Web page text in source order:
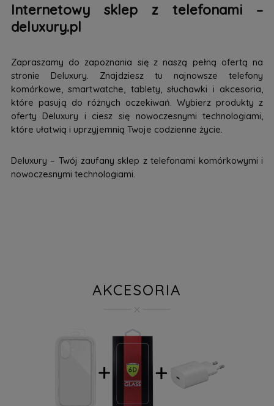
Internetowy sklep z telefonami –
deluxury.pl
Zapraszamy do zapoznania się z naszą pełną ofertą na
stronie Deluxury. Znajdziesz tu najnowsze telefony
komórkowe, smartwatche, tablety, słuchawki i akcesoria,
które pasują do różnych oczekiwań. Wybierz produkty z
oferty Deluxury i ciesz się nowoczesnymi technologiami,
które ułatwią i uprzyjemnią Twoje codzienne życie.
Deluxury – Twój zaufany sklep z telefonami komórkowymi i
nowoczesnymi technologiami.
AKCESORIA